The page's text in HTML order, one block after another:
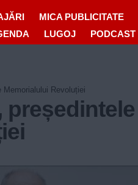
MICA PUBLICITATE
LUGOJ PODCAST
Memorialului Revoluției
președintele